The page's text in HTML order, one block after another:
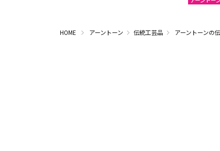
HOME アーントーン 伝統工芸品 アーントーンの